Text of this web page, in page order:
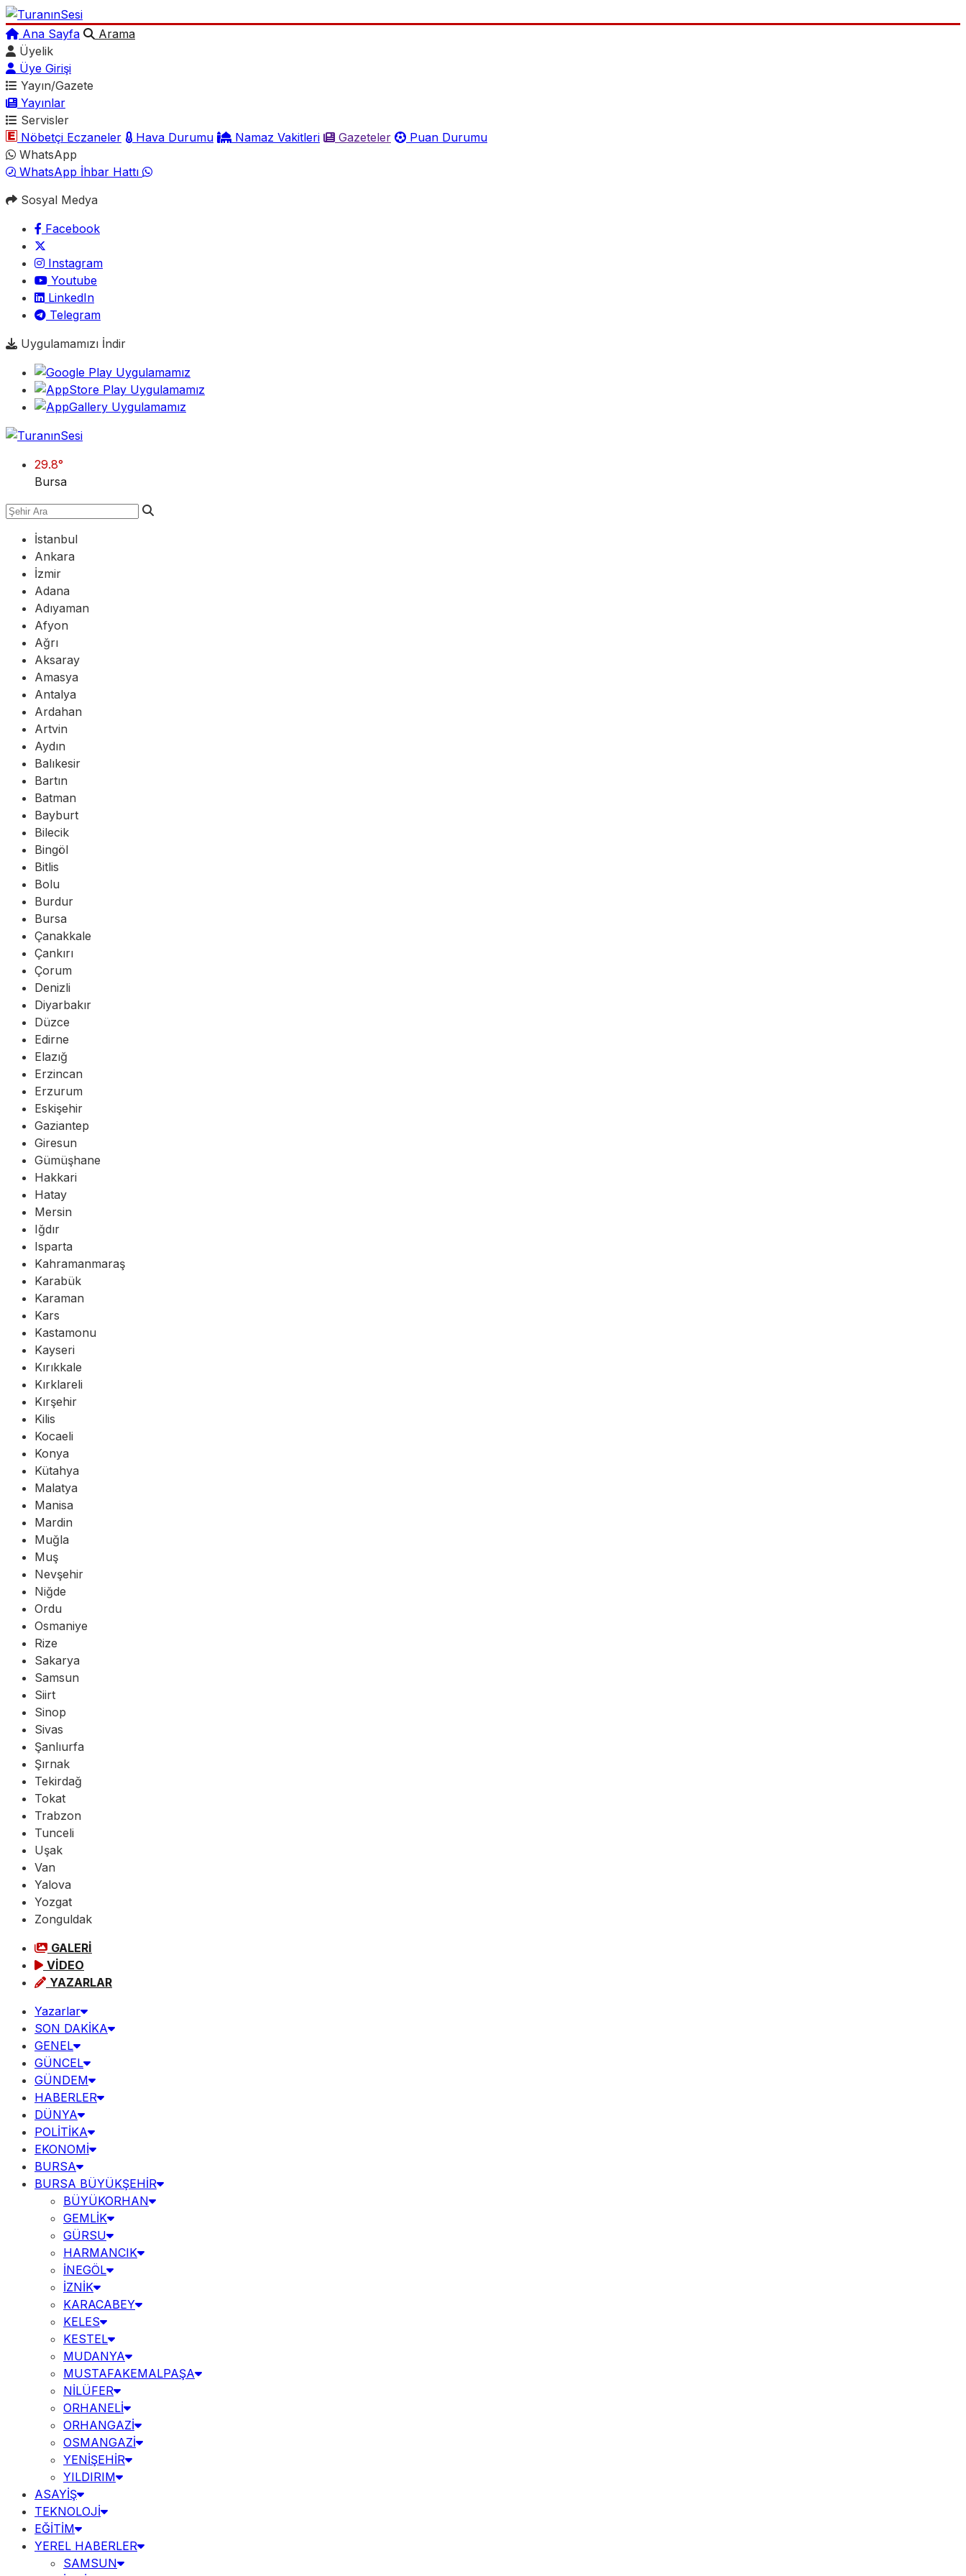
Ana Sayfa
Arama
Üyelik
Üye Girişi
Yayın/Gazete
Yayınlar
Servisler
Nöbetçi Eczaneler
Hava Durumu Namaz Vakitleri Gazeteler
Puan Durumu
WhatsApp
WhatsApp İhbar Hattı
Sosyal Medya
Facebook
Instagram
Youtube
LinkedIn
Telegram
Uygulamamızı İndir
29.8°
Bursa
İstanbul
Ankara
İzmir
Adana
Adıyaman
Afyon
Ağrı
Aksaray
Amasya
Antalya
Ardahan
Artvin
Aydın
Balıkesir
Bartın
Batman
Bayburt
Bilecik
Bingöl
Bitlis
Bolu
Burdur
Bursa
Çanakkale
Çankırı
Çorum
Denizli
Diyarbakır
Düzce
Edirne
Elazığ
Erzincan
Erzurum
Eskişehir
Gaziantep
Giresun
Gümüşhane
Hakkari
Hatay
Mersin
Iğdır
Isparta
Kahramanmaraş
Karabük
Karaman
Kars
Kastamonu
Kayseri
Kırıkkale
Kırklareli
Kırşehir
Kilis
Kocaeli
Konya
Kütahya
Malatya
Manisa
Mardin
Muğla
Muş
Nevşehir
Niğde
Ordu
Osmaniye
Rize
Sakarya
Samsun
Siirt
Sinop
Sivas
Şanlıurfa
Şırnak
Tekirdağ
Tokat
Trabzon
Tunceli
Uşak
Van
Yalova
Yozgat
Zonguldak
GALERİ
VİDEO
YAZARLAR
Yazarlar
SON DAKİKA
GENEL
GÜNCEL
GÜNDEM
HABERLER
DÜNYA
POLİTİKA
EKONOMİ
BURSA
BURSA BÜYÜKŞEHİR
BÜYÜKORHAN
GEMLİK
GÜRSU
HARMANCIK
İNEGÖL
İZNİK
KARACABEY
KELES
KESTEL
MUDANYA
MUSTAFAKEMALPAŞA
NİLÜFER
ORHANELİ
ORHANGAZİ
OSMANGAZİ
YENİŞEHİR
YILDIRIM
ASAYİŞ
TEKNOLOJİ
EĞİTİM
YEREL HABERLER
SAMSUN